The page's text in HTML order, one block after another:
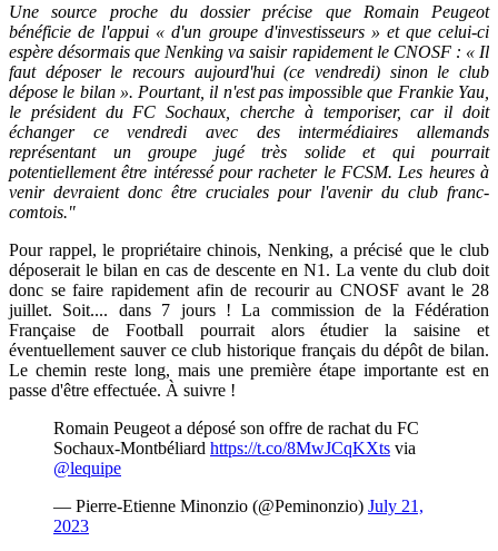
Une source proche du dossier précise que Romain Peugeot
bénéficie de l'appui « d'un groupe d'investisseurs » et que celui-ci
espère désormais que Nenking va saisir rapidement le CNOSF : « Il
faut déposer le recours aujourd'hui (ce vendredi) sinon le club
dépose le bilan ». Pourtant, il n'est pas impossible que Frankie Yau,
le président du FC Sochaux, cherche à temporiser, car il doit
échanger ce vendredi avec des intermédiaires allemands
représentant un groupe jugé très solide et qui pourrait
potentiellement être intéressé pour racheter le FCSM. Les heures à
venir devraient donc être cruciales pour l'avenir du club franc-
comtois."
Pour rappel, le propriétaire chinois, Nenking, a précisé que le club
déposerait le bilan en cas de descente en N1. La vente du club doit
donc se faire rapidement afin de recourir au CNOSF avant le 28
juillet. Soit.... dans 7 jours ! La commission de la Fédération
Française de Football pourrait alors étudier la saisine et
éventuellement sauver ce club historique français du dépôt de bilan.
Le chemin reste long, mais une première étape importante est en
passe d'être effectuée. À suivre !
Romain Peugeot a déposé son offre de rachat du FC
Sochaux-Montbéliard https://t.co/8MwJCqKXts via
@lequipe
— Pierre-Etienne Minonzio (@Peminonzio) July 21,
2023